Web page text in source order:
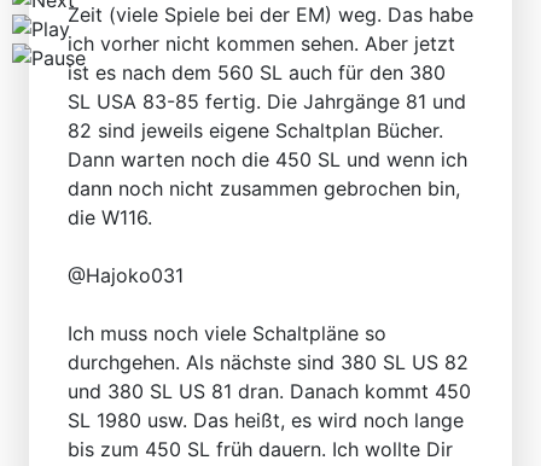
Zeit (viele Spiele bei der EM) weg. Das habe
ich vorher nicht kommen sehen. Aber jetzt
ist es nach dem 560 SL auch für den 380
SL USA 83-85 fertig. Die Jahrgänge 81 und
82 sind jeweils eigene Schaltplan Bücher.
Dann warten noch die 450 SL und wenn ich
dann noch nicht zusammen gebrochen bin,
die W116.
@Hajoko031
Ich muss noch viele Schaltpläne so
durchgehen. Als nächste sind 380 SL US 82
und 380 SL US 81 dran. Danach kommt 450
SL 1980 usw. Das heißt, es wird noch lange
bis zum 450 SL früh dauern. Ich wollte Dir